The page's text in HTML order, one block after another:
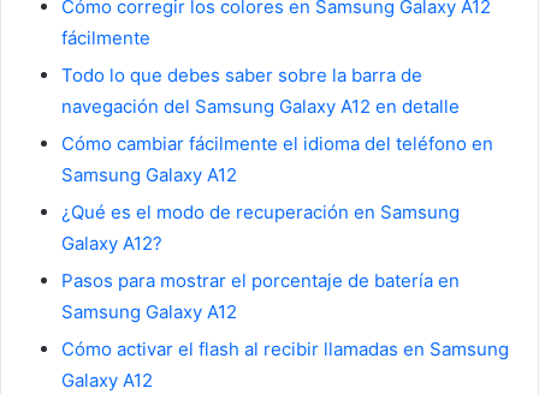
Cómo corregir los colores en Samsung Galaxy A12
fácilmente
Todo lo que debes saber sobre la barra de
navegación del Samsung Galaxy A12 en detalle
Cómo cambiar fácilmente el idioma del teléfono en
Samsung Galaxy A12
¿Qué es el modo de recuperación en Samsung
Galaxy A12?
Pasos para mostrar el porcentaje de batería en
Samsung Galaxy A12
Cómo activar el flash al recibir llamadas en Samsung
Galaxy A12